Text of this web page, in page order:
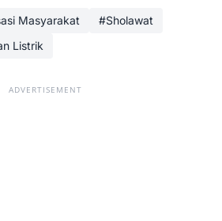
Masyarakat
#Sholawat
Listrik
ADVERTISEMENT